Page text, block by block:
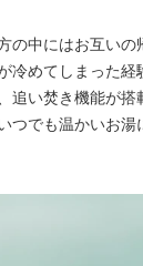
の中にはお互い
冷めてしまった経
追い焚き機能が
つでも温かいお湯